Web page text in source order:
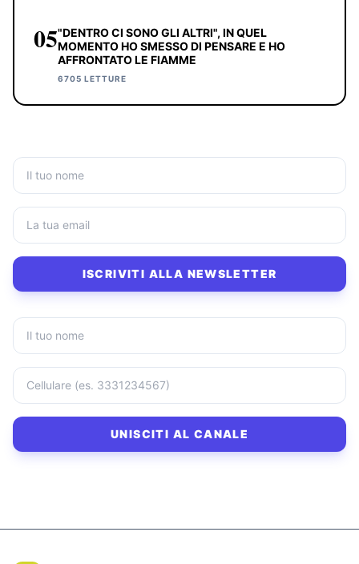
05"DENTRO CI SONO GLI ALTRI", IN QUEL
MOMENTO HO SMESSO DI PENSARE E HO
AFFRONTATO LE FIAMME
6705 LETTURE
ISCRIVITI ALLA NEWSLETTER
UNISCITI AL CANALE